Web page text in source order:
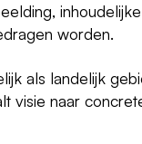
worden.
als landelijk
visie naar